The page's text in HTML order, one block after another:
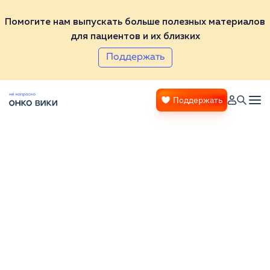
Помогите нам выпускать больше полезных материалов
для пациентов и их близких
Поддержать
Поддержать